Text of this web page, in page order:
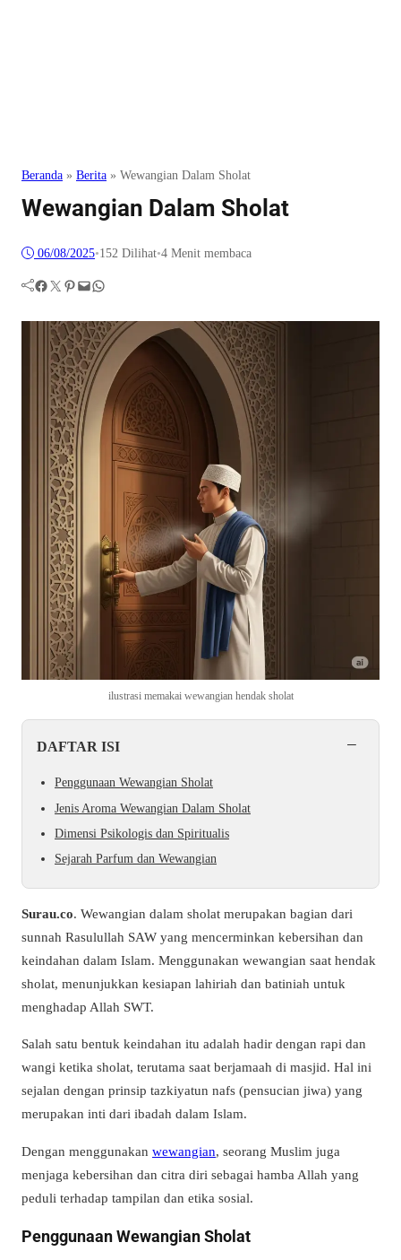
Beranda » Berita » Wewangian Dalam Sholat
Wewangian Dalam Sholat
06/08/2025•152 Dilihat•4 Menit membaca
Facebook Twitter Pinterest Mail WhatsApp
ilustrasi memakai wewangian hendak sholat
DAFTAR ISI −
Penggunaan Wewangian Sholat
Jenis Aroma Wewangian Dalam Sholat
Dimensi Psikologis dan Spiritualis
Sejarah Parfum dan Wewangian
Surau.co. Wewangian dalam sholat merupakan bagian dari
sunnah Rasulullah SAW yang mencerminkan kebersihan dan
keindahan dalam Islam. Menggunakan wewangian saat hendak
sholat, menunjukkan kesiapan lahiriah dan batiniah untuk
menghadap Allah SWT.
Salah satu bentuk keindahan itu adalah hadir dengan rapi dan
wangi ketika sholat, terutama saat berjamaah di masjid. Hal ini
sejalan dengan prinsip tazkiyatun nafs (pensucian jiwa) yang
merupakan inti dari ibadah dalam Islam.
Dengan menggunakan wewangian, seorang Muslim juga
menjaga kebersihan dan citra diri sebagai hamba Allah yang
peduli terhadap tampilan dan etika sosial.
Penggunaan Wewangian Sholat